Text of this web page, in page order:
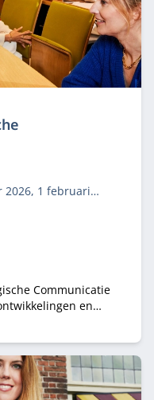
2026, 1 februari
Communicatie
en